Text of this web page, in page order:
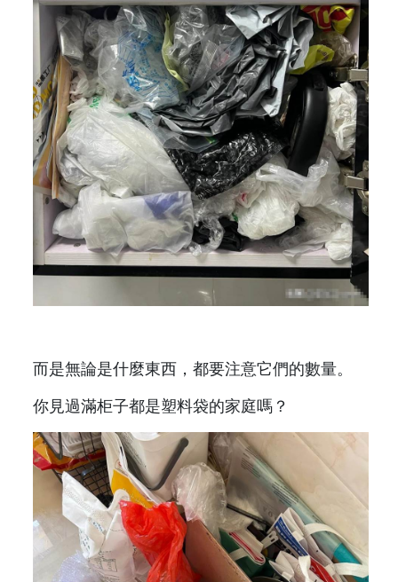
而是無論是什麼東西，都要注意它們的數量。
你見過滿柜子都是塑料袋的家庭嗎？